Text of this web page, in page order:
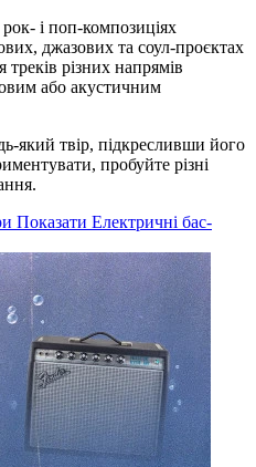
і поп-композиціях
джазових та соул-проєктах
різних напрямів
або акустичним
який твір, підкресливши його
пробуйте різні
Показати Електричні бас-